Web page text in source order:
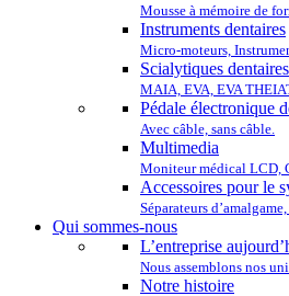
Mousse à mémoire de
Instruments dentaires
Micro-moteurs,
Scialytiques dentaires
MAIA, EVA, EVA
Pédale électronique
Avec câble, sans câble.
Multimedia
Moniteur médical LCD,
Accessoires pour le
Séparateurs
Qui sommes-nous
L’entreprise
Nous assemblons nos
Notre histoire